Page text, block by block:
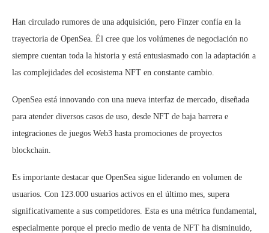
Han circulado rumores de una adquisición, pero Finzer confía en la
trayectoria de OpenSea. Él cree que los volúmenes de negociación no
siempre cuentan toda la historia y está entusiasmado con la adaptación a
las complejidades del ecosistema NFT en constante cambio.
OpenSea está innovando con una nueva interfaz de mercado, diseñada
para atender diversos casos de uso, desde NFT de baja barrera e
integraciones de juegos Web3 hasta promociones de proyectos
blockchain.
Es importante destacar que OpenSea sigue liderando en volumen de
usuarios. Con 123.000 usuarios activos en el último mes, supera
significativamente a sus competidores. Esta es una métrica fundamental,
especialmente porque el precio medio de venta de NFT ha disminuido,